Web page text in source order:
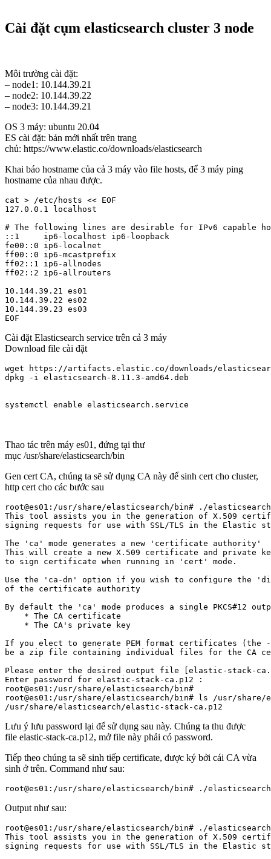
Cài đặt cụm elasticsearch cluster 3 node
Môi trường cài đặt:
– node1: 10.144.39.21
– node2: 10.144.39.22
– node3: 10.144.39.21
OS 3 máy: ubuntu 20.04
ES cài đặt: bản mới nhất trên trang
chủ: https://www.elastic.co/downloads/elasticsearch
Khai báo hostname của cả 3 máy vào file hosts, để 3 máy ping
hostname của nhau được.
cat > /etc/hosts << EOF
127.0.0.1 localhost
# The following lines are desirable for IPv6 capable
::1     ip6-localhost ip6-loopback
fe00::0 ip6-localnet
ff00::0 ip6-mcastprefix
ff02::1 ip6-allnodes
ff02::2 ip6-allrouters
10.144.39.21 es01
10.144.39.22 es02
10.144.39.23 es03
Cài đặt Elasticsearch service trên cả 3 máy
Download file cài đặt
wget https://artifacts.elastic.co/downloads/
dpkg -i elasticsearch-8.11.3-amd64.deb
Thao tác trên máy es01, đứng tại thư
mục /usr/share/elasticsearch/bin
Gen cert CA, chúng ta sẽ sử dụng CA này để sinh cert cho cluster,
http cert cho các bước sau
root@es01:/usr/share/elasticsearch/bin# ./
This tool assists you in the generation of X.509
signing requests for use with SSL/TLS in the Elastic
The 'ca' mode generates a new 'certificate authority'
This will create a new X.509 certificate and private
to sign certificate when running in 'cert' mode.
Use the 'ca-dn' option if you wish to configure the
of the certificate authority
By default the 'ca' mode produces a single PKCS#12
    * The CA certificate
    * The CA's private key
If you elect to generate PEM format certificates (the
be a zip file containing individual files for the CA
Please enter the desired output file [elastic-
Enter password for elastic-stack-ca.p12 :
root@es01:/usr/share/elasticsearch/bin#
root@es01:/usr/share/elasticsearch/bin# ls /usr/
Lưu ý lưu password lại để sử dụng sau này. Chúng ta thu được
file elastic-stack-ca.p12, mở file này phải có password.
Tiếp theo chúng ta sẽ sinh tiếp certificate, được ký bởi cái CA vừa
sinh ở trên. Command như sau:
Output như sau:
root@es01:/usr/share/elasticsearch/bin# ./
This tool assists you in the generation of X.509
signing requests for use with SSL/TLS in the Elastic